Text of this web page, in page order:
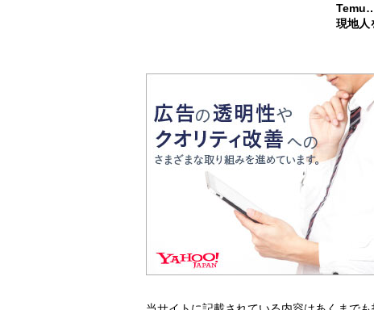
現地人